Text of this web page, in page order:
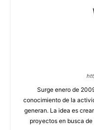
Surge enero de
conocimiento de la
generan. La idea es
proyectos en busca